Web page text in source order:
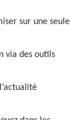
sur une seule
via des outils